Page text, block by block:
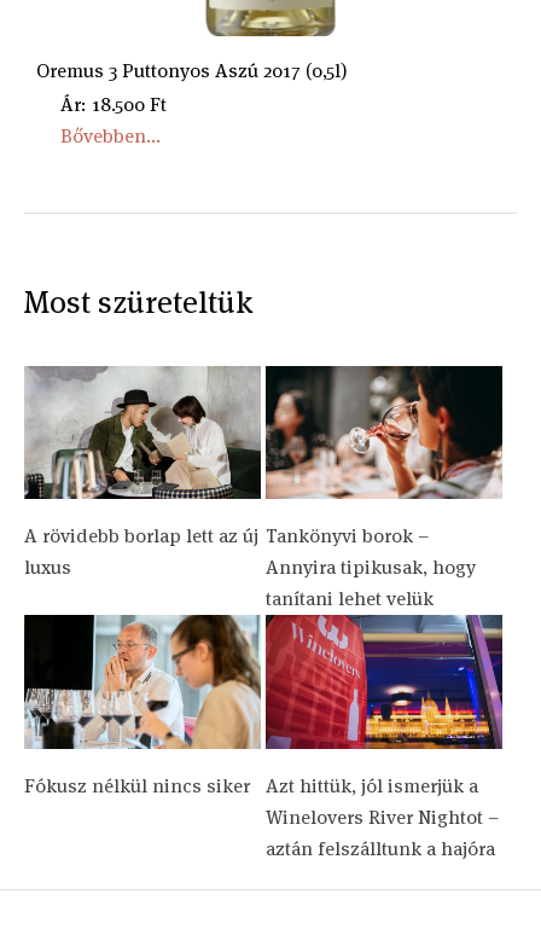
Oremus 3 Puttonyos Aszú 2017 (0,5l)
Ár: 18.500 Ft
Bővebben...
Most szüreteltük
A rövidebb borlap lett az új
luxus
Tankönyvi borok –
Annyira tipikusak, hogy
tanítani lehet velük
Fókusz nélkül nincs siker
Azt hittük, jól ismerjük a
Winelovers River Nightot –
aztán felszálltunk a hajóra